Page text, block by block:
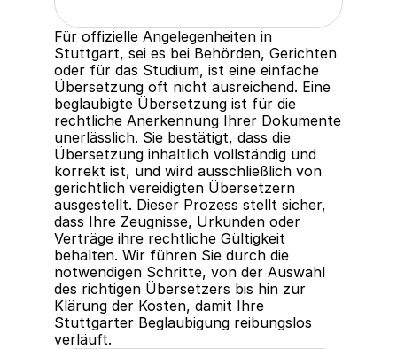
Für offizielle Angelegenheiten in
Stuttgart, sei es bei Behörden, Gerichten
oder für das Studium, ist eine einfache
Übersetzung oft nicht ausreichend. Eine
beglaubigte Übersetzung ist für die
rechtliche Anerkennung Ihrer Dokumente
unerlässlich. Sie bestätigt, dass die
Übersetzung inhaltlich vollständig und
korrekt ist, und wird ausschließlich von
gerichtlich vereidigten Übersetzern
ausgestellt. Dieser Prozess stellt sicher,
dass Ihre Zeugnisse, Urkunden oder
Verträge ihre rechtliche Gültigkeit
behalten. Wir führen Sie durch die
notwendigen Schritte, von der Auswahl
des richtigen Übersetzers bis hin zur
Klärung der Kosten, damit Ihre
Stuttgarter Beglaubigung reibungslos
verläuft.